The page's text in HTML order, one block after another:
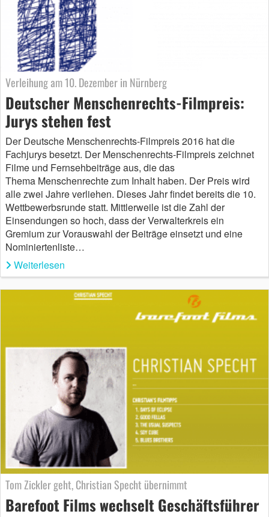
Verleihung am 10. Dezember in Nürnberg
Deutscher Menschenrechts-Filmpreis:
Jurys stehen fest
Der Deutsche Menschenrechts-Filmpreis 2016 hat die
Fachjurys besetzt. Der Menschenrechts-Filmpreis zeichnet
Filme und Fernsehbeiträge aus, die das
Thema Menschenrechte zum Inhalt haben. Der Preis wird
alle zwei Jahre verliehen. Dieses Jahr findet bereits die 10.
Wettbewerbsrunde statt. Mittlerweile ist die Zahl der
Einsendungen so hoch, dass der Verwalterkreis ein
Gremium zur Vorauswahl der Beiträge einsetzt und eine
Nominiertenliste…
Weiterlesen
Tom Zickler geht, Christian Specht übernimmt
Barefoot Films wechselt Geschäftsführer